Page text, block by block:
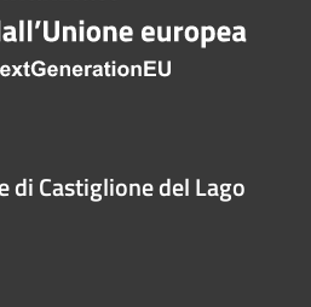
di Castiglione del Lago